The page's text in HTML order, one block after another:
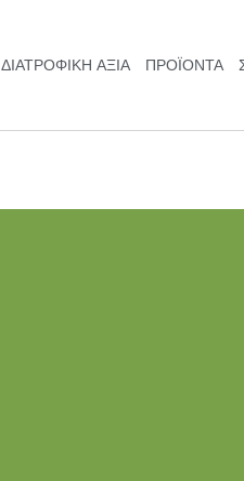
ΔΙΑΤΡΟΦΙΚΉ ΑΞΙΆ ΠΡΟΪΟΝΤΑ